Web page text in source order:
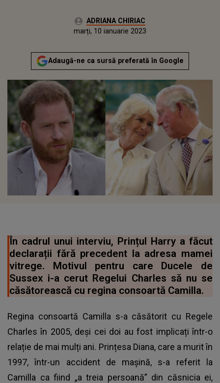
Autor:ADRIANA CHIRIAC
marți, 10 ianuarie 2023Actualizat:
marți, 10 ianuarie 2023
Adaugă-ne ca sursă preferată în Google
În cadrul unui interviu, Prințul Harry a făcut
declarații fără precedent la adresa mamei
vitrege. Motivul pentru care Ducele de
Sussex i-a cerut Regelui Charles să nu se
căsătorească cu regina consoartă Camilla.
Regina consoartă Camilla s-a căsătorit cu Regele
Charles în 2005, deși cei doi au fost implicați într-o
relație de mai mulți ani. Prințesa Diana, care a murit în
1997, într-un accident de mașină, s-a referit la
Camilla ca fiind „a treia persoană” din căsnicia ei,